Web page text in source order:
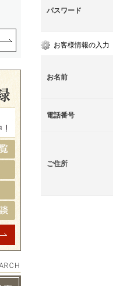
パスワード
お客様情報の入力
お名前
電話番号
ご住所